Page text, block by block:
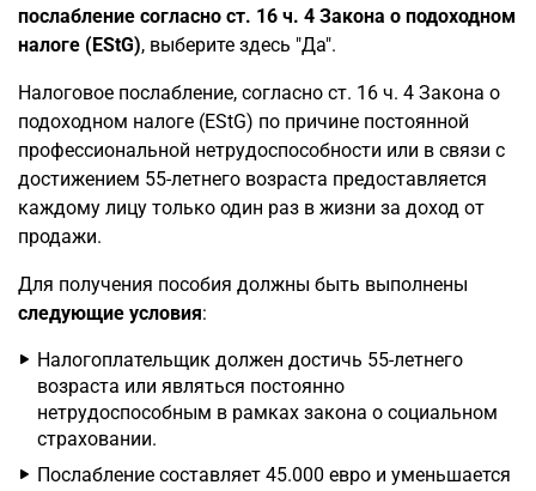
послабление согласно ст. 16 ч. 4 Закона о подоходном
налоге (EStG), выберите здесь "Да".
Налоговое послабление, согласно ст. 16 ч. 4 Закона о
подоходном налоге (EStG) по причине постоянной
профессиональной нетрудоспособности или в связи с
достижением 55-летнего возраста предоставляется
каждому лицу только один раз в жизни за доход от
продажи.
Для получения пособия должны быть выполнены
следующие условия:
Налогоплательщик должен достичь 55-летнего
возраста или являться постоянно
нетрудоспособным в рамках закона о социальном
страховании.
Послабление составляет 45.000 евро и уменьшается